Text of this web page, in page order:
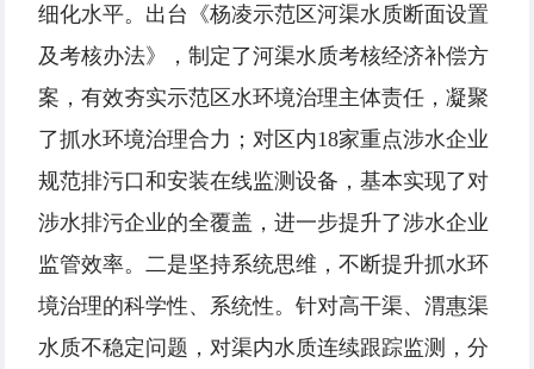
细化水平。出台《杨凌示范区河渠水质断面设置
及考核办法》，制定了河渠水质考核经济补偿方
案，有效夯实示范区水环境治理主体责任，凝聚
了抓水环境治理合力；对区内18家重点涉水企业
规范排污口和安装在线监测设备，基本实现了对
涉水排污企业的全覆盖，进一步提升了涉水企业
监管效率。二是坚持系统思维，不断提升抓水环
境治理的科学性、系统性。针对高干渠、渭惠渠
水质不稳定问题，对渠内水质连续跟踪监测，分